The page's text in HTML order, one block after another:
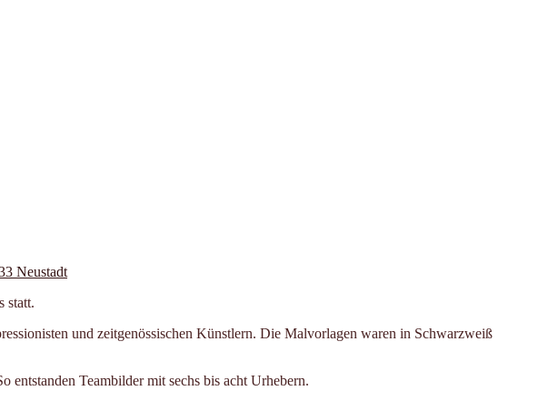
statt.
und zeitgenössischen Künstlern. Die Malvorlagen waren in Schwarzweiß
Teambilder mit sechs bis acht Urhebern.